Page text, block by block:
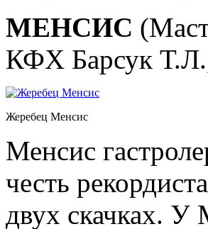
МЕНСИС
КФХ Барсук
Жеребец Менсис
Менсис
честь
двух скачках. У